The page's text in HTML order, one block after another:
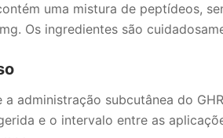
uma mistura de peptídeos,
Os ingredientes são
a administração subcutânea do
e o intervalo entre as